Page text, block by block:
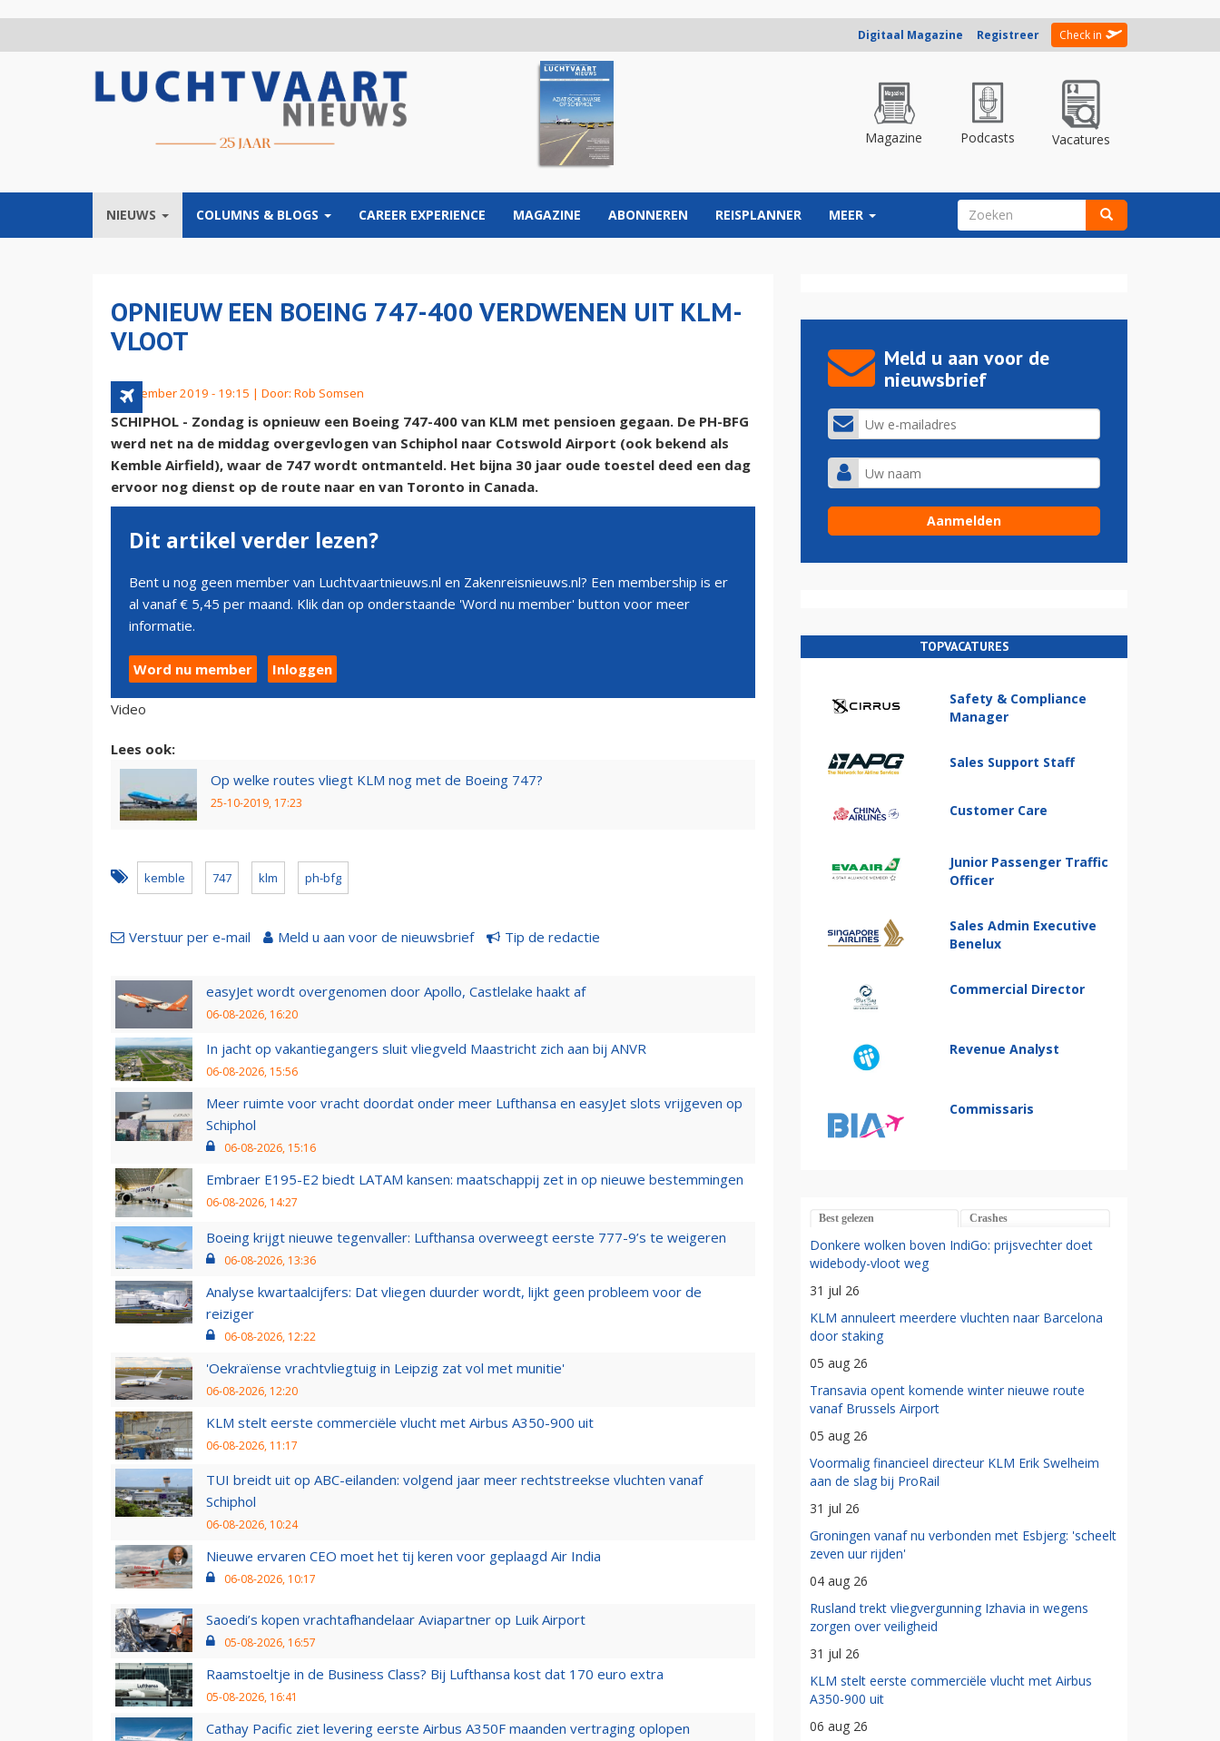
Digitaal Magazine Registreer Check in
Magazine Podcasts Vacatures
NIEUWS COLUMNS & BLOGS CAREER EXPERIENCE MAGAZINE ABONNEREN REISPLANNER MEER ZOEKVELD
OPNIEUW EEN BOEING 747-400 VERDWENEN UIT KLM-
VLOOT
8 december 2019 - 19:15 | Door: Rob Somsen
SCHIPHOL - Zondag is opnieuw een Boeing 747-400 van KLM met pensioen gegaan. De PH-BFG
werd net na de middag overgevlogen van Schiphol naar Cotswold Airport (ook bekend als
Kemble Airfield), waar de 747 wordt ontmanteld. Het bijna 30 jaar oude toestel deed een dag
ervoor nog dienst op de route naar en van Toronto in Canada.
Dit artikel verder lezen?
Bent u nog geen member van Luchtvaartnieuws.nl en Zakenreisnieuws.nl? Een membership is er
al vanaf € 5,45 per maand. Klik dan op onderstaande 'Word nu member' button voor meer
informatie.
Word nu member Inloggen
Video
Lees ook:
Op welke routes vliegt KLM nog met de Boeing 747?
25-10-2019, 17:23
kemble 747 klm ph-bfg
Verstuur per e-mail Meld u aan voor de nieuwsbrief Tip de redactie
easyJet wordt overgenomen door Apollo, Castlelake haakt af
06-08-2026, 16:20
In jacht op vakantiegangers sluit vliegveld Maastricht zich aan bij ANVR
06-08-2026, 15:56
Meer ruimte voor vracht doordat onder meer Lufthansa en easyJet slots vrijgeven op
Schiphol
06-08-2026, 15:16
Embraer E195-E2 biedt LATAM kansen: maatschappij zet in op nieuwe bestemmingen
06-08-2026, 14:27
Boeing krijgt nieuwe tegenvaller: Lufthansa overweegt eerste 777-9’s te weigeren
06-08-2026, 13:36
Analyse kwartaalcijfers: Dat vliegen duurder wordt, lijkt geen probleem voor de
reiziger
06-08-2026, 12:22
'Oekraïense vrachtvliegtuig in Leipzig zat vol met munitie'
06-08-2026, 12:20
KLM stelt eerste commerciële vlucht met Airbus A350-900 uit
06-08-2026, 11:17
TUI breidt uit op ABC-eilanden: volgend jaar meer rechtstreekse vluchten vanaf
Schiphol
06-08-2026, 10:24
Nieuwe ervaren CEO moet het tij keren voor geplaagd Air India
06-08-2026, 10:17
Saoedi’s kopen vrachtafhandelaar Aviapartner op Luik Airport
05-08-2026, 16:57
Raamstoeltje in de Business Class? Bij Lufthansa kost dat 170 euro extra
05-08-2026, 16:41
Cathay Pacific ziet levering eerste Airbus A350F maanden vertraging oplopen
Meld u aan voor de
nieuwsbrief
TOPVACATURES
Safety & Compliance
Manager
Sales Support Staff
Customer Care
Junior Passenger Traffic
Officer
Sales Admin Executive
Benelux
Commercial Director
Revenue Analyst
Commissaris
Best gelezen Crashes
Donkere wolken boven IndiGo: prijsvechter doet
widebody-vloot weg
31 jul 26
KLM annuleert meerdere vluchten naar Barcelona
door staking
05 aug 26
Transavia opent komende winter nieuwe route
vanaf Brussels Airport
05 aug 26
Voormalig financieel directeur KLM Erik Swelheim
aan de slag bij ProRail
31 jul 26
Groningen vanaf nu verbonden met Esbjerg: 'scheelt
zeven uur rijden'
04 aug 26
Rusland trekt vliegvergunning Izhavia in wegens
zorgen over veiligheid
31 jul 26
KLM stelt eerste commerciële vlucht met Airbus
A350-900 uit
06 aug 26